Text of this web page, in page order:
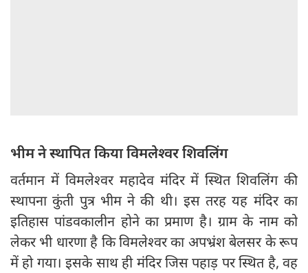
भीम ने स्थापित किया विमलेश्वर शिवलिंग
वर्तमान में विमलेश्वर महादेव मंदिर में स्थित शिवलिंग की
स्थापना कुंती पुत्र भीम ने की थी। इस तरह यह मंदिर का
इतिहास पांडवकालीन होने का प्रमाण है। ग्राम के नाम को
लेकर भी धारणा है कि विमलेश्वर का अपभ्रंश बेलसर के रूप
में हो गया। इसके साथ ही मंदिर जिस पहाड़ पर स्थित है, वह